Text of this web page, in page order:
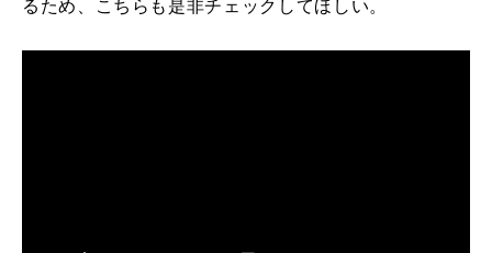
るため、こちらも是非チェックしてほしい。